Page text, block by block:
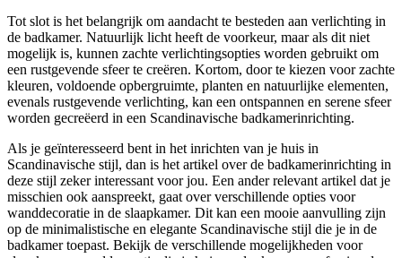
Tot slot is het belangrijk om aandacht te besteden aan verlichting in
de badkamer. Natuurlijk licht heeft de voorkeur, maar als dit niet
mogelijk is, kunnen zachte verlichtingsopties worden gebruikt om
een rustgevende sfeer te creëren. Kortom, door te kiezen voor zachte
kleuren, voldoende opbergruimte, planten en natuurlijke elementen,
evenals rustgevende verlichting, kan een ontspannen en serene sfeer
worden gecreëerd in een Scandinavische badkamerinrichting.
Als je geïnteresseerd bent in het inrichten van je huis in
Scandinavische stijl, dan is het artikel over de badkamerinrichting in
deze stijl zeker interessant voor jou. Een ander relevant artikel dat je
misschien ook aanspreekt, gaat over verschillende opties voor
wanddecoratie in de slaapkamer. Dit kan een mooie aanvulling zijn
op de minimalistische en elegante Scandinavische stijl die je in de
badkamer toepast. Bekijk de verschillende mogelijkheden voor